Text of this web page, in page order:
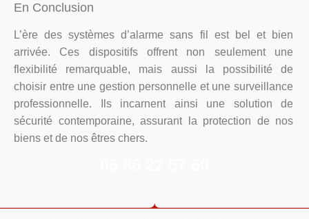
En Conclusion
L’ère des systèmes d’alarme sans fil est bel et bien
arrivée. Ces dispositifs offrent non seulement une
flexibilité remarquable, mais aussi la possibilité de
choisir entre une gestion personnelle et une surveillance
professionnelle. Ils incarnent ainsi une solution de
sécurité contemporaine, assurant la protection de nos
biens et de nos êtres chers.